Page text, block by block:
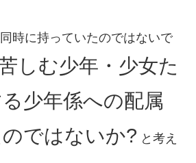
時に持っていたのではないで
しむ少年・少女た
少年係への配属
ではないか? と考え